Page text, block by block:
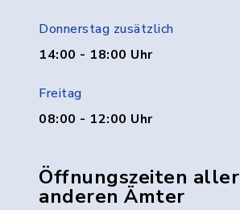
Donnerstag zusätzlich
14:00 - 18:00 Uhr
Freitag
08:00 - 12:00 Uhr
Öffnungszeiten aller
anderen Ämter